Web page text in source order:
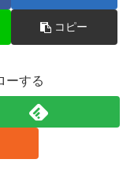
コピー
ーする